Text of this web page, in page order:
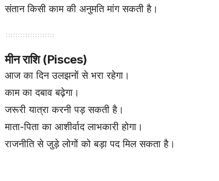
संतान किसी काम की अनुमति मांग सकती है।
मीन राशि (Pisces)
आज का दिन उलझनों से भरा रहेगा।
काम का दबाव बढ़ेगा।
जरूरी यात्रा करनी पड़ सकती है।
माता-पिता का आशीर्वाद लाभकारी होगा।
राजनीति से जुड़े लोगों को बड़ा पद मिल सकता है।